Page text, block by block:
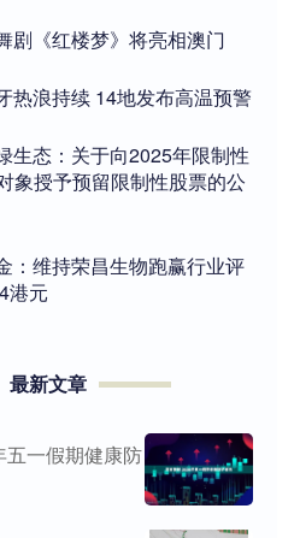
剧《红楼梦》将亮相澳门
热浪持续 14地发布高温预警
生态：关于向2025年限制性
象授予预留限制性股票的公
：维持荣昌生物跑赢行业评
港元
最新文章
一假期健康防